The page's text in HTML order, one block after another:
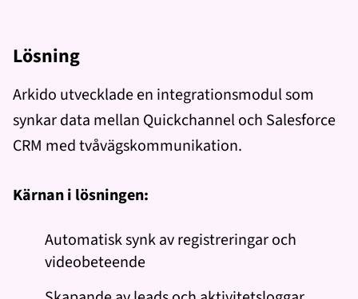
Lösning
Arkido utvecklade en integrationsmodul som
synkar data mellan Quickchannel och Salesforce
CRM med tvåvägskommunikation.
Kärnan i lösningen:
Automatisk synk av registreringar och
videobeteende